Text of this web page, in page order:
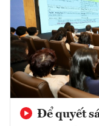
Để quyết